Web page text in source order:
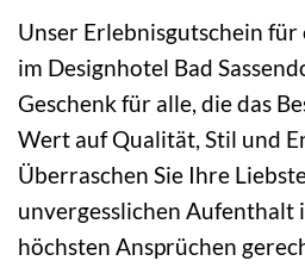
Unser Erlebnisgutschein
im Designhotel Bad
Geschenk für alle, die das
Wert auf Qualität, Stil und
Überraschen Sie Ihre
unvergesslichen Aufenthalt
höchsten Ansprüchen